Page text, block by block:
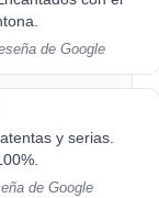
de Google
y serias.
de Google